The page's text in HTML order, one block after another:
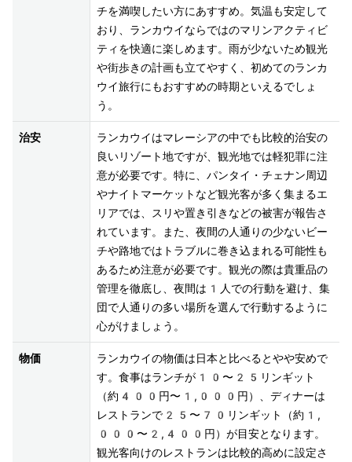
チを満喫したい方にあすすめ。気温も安定して
おり、ランカウイならではのマリンアクティビ
ティを快適に楽しめます。雨が少ないため観光
や街歩きの計画も立てやすく、初めてのランカ
ウイ旅行にもおすすめの時期といえるでしょ
治安
ランカウイはマレーシアの中でも比較的治安の
良いリゾート地ですが、観光地では軽犯罪に注
意が必要です。特に、パンタイ・チェナン周辺
やナイトマーケットなど観光客が多く集まるエ
リアでは、スリや置き引きなどの被害が報告さ
れています。また、夜間の人通りの少ないビー
チや路地ではトラブルに巻き込まれる可能性も
あるため注意が必要です。観光の際は貴重品の
管理を徹底し、夜間は1人での行動を避け、集
団で人通りの多い場所を選んで行動するように
心がけましょう。
物価
ランカウイの物価は日本と比べるとやや安めで
す。食事はランチが10〜25リンギット
（約400円〜1,000円）、ディナーは
レストランで25〜70リンギット（約1,
000〜2,400円）が目安となります。
観光客向けのレストランは比較的高めに設定さ